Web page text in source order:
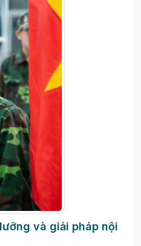
và giải pháp nội